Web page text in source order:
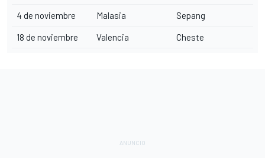
4 de noviembre Malasia Sepang
18 de noviembre Valencia Cheste